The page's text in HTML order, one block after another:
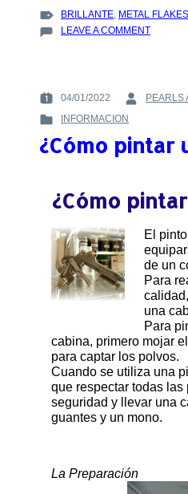
TAGS
:
BRILLANTE, METAL FLAKES
LEAVE A COMMENTON
METAL-
–
A1108
POSTED
ON
04/01/2022
BY
:
PEARLS
POSTED
IN
INFORMACION
¿Cómo pintar
¿Cómo
El
de un
Para
una
Para
cabina, primero mojar
para captar los polvos.
Cuando se utiliza una
que respectar todas
seguridad y llevar una
guantes y un mono.
La Preparación